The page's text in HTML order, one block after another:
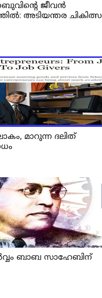
ജീവൻ
അടിയന്തര ചികിത്സ
മാറുന്ന ദലിത്
ബാബ സാഹേബിന്